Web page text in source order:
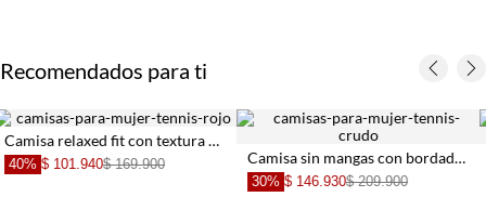
Recomendados para ti
vino para mujer
Camisa sin mangas con bordado floral en crudo para mujer
40% $ 113.940$ 189.900